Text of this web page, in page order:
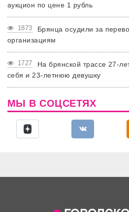
аукцион по цене 1 рубль
1873
Брянца осудили за
организациям
1727
На брянской трассе 27-
себя и 23-летнюю девушку
МЫ В СОЦСЕТЯХ